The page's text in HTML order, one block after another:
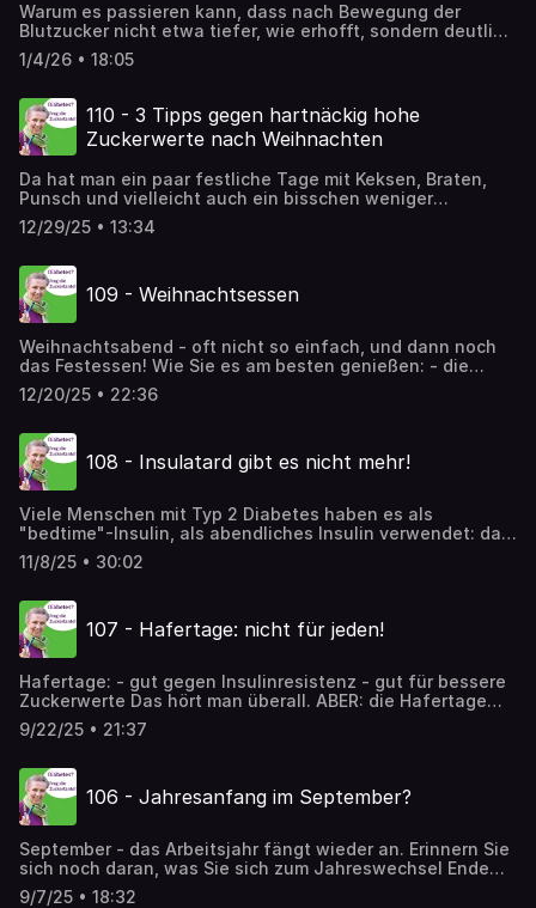
Warum es passieren kann, dass nach Bewegung der
Blutzucker nicht etwa tiefer, wie erhofft, sondern deutlich
höher ist - ja, das ist ärgerlich! Aber dafür gibt es 2
Erklärungen und auch 2 Möglichkeiten, dagegen ganz
NICHT noch mehr Bewegung!
1/4/26 • 18:05
110 - 3 Tipps gegen hartnäckig hohe
Zuckerwerte nach Weihnachten
Da hat man ein paar festliche Tage mit Keksen, Braten,
Punsch und vielleicht auch ein bisschen weniger
Bewegung hinter sich – und dann steigt der Blutzucker…
und bleibt oben. Tagelang. Und das kann ganz schön
haben Sie wahrscheinlich wenig Lust auf Belehrungen
über "Diät" und "Training" und auch keine Zeit dafür -
aber es gibt ein paar Dinge, die Sie trotzdem machen
bei hartnäckig hohen Zuckerwerten nach Feiertagen.
12/29/25 • 13:34
109 - Weihnachtsessen
Weihnachtsabend - oft nicht so einfach, und dann noch
das Festessen! Wie Sie es am besten genießen: - die
Vorbereitung am tag davor - die besten Tipps und Tricks
für Festessen - der Tag danach
12/20/25 • 22:36
108 - Insulatard gibt es nicht mehr!
Viele Menschen mit Typ 2 Diabetes haben es als
"bedtime"-Insulin, als abendliches Insulin verwendet: das
gute alte Insulatard, Ab Ende 2025 ist es in Österreich
nicht mehr erhältlich - welches Insulin stattdessen? -
bisschen Medizingeschichte ist auch dabei
11/8/25 • 30:02
107 - Hafertage: nicht für jeden!
Hafertage: - gut gegen Insulinresistenz - gut für bessere
Zuckerwerte Das hört man überall. ABER: die Hafertage
sind NICHT für jeden geeignet. Ob Sie Hafertage machen
sollten - das hören Sie hier.
9/22/25 • 21:37
106 - Jahresanfang im September?
September - das Arbeitsjahr fängt wieder an. Erinnern Sie
sich noch daran, was Sie sich zum Jahreswechsel Ende
Dezember 2024 zu Ihrem nächsten Jahr mit Diabetes
9/7/25 • 18:32